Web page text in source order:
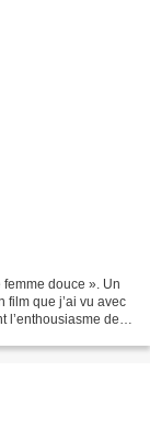
douce ». Un
film que j’ai vu avec
l’enthousiasme de